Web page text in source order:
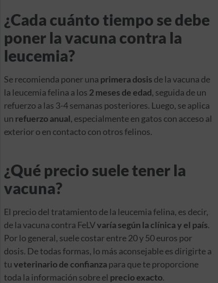
¿Cada cuánto tiempo se debe
poner la vacuna contra la
leucemia?
Se recomienda poner una primera dosis de la vacuna de
la leucemia felina a los 2 meses de edad, seguida de un
refuerzo a las 3-4 semanas posteriores. Luego, se aplica
un refuerzo anual, especialmente en gatos con acceso al
exterior o en contacto con otros felinos.
¿Qué precio suele tener la
vacuna?
El precio del tratamiento de la leucemia felina, es decir,
de la vacuna contra FeLVvaría según la clínica y el país.
Por lo general, suele costar entre 20 y 50 euros por
dosis. De todas formas, lo más aconsejable es dirigirte a
tuveterinario de confianza para que te proporcione
toda la información sobre el precio exacto.